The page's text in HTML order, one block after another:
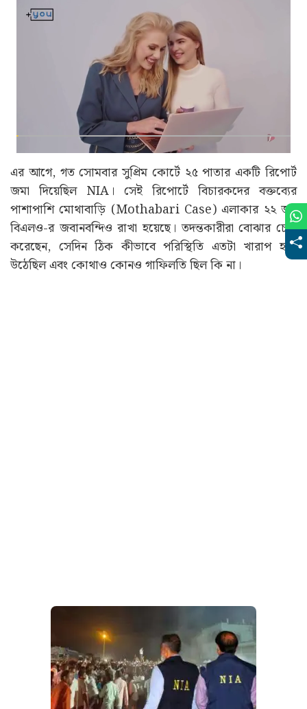
এর আগে, গত সোমবার সুপ্রিম কোর্টে ২৫ পাতার একটি রিপোর্ট
জমা দিয়েছিল NIA। সেই রিপোর্টে বিচারকদের বক্তব্যের
পাশাপাশি মোথাবাড়ি (Mothabari Case) এলাকার ২২ জন
বিএলও-র জবানবন্দিও রাখা হয়েছে। তদন্তকারীরা বোঝার চেষ্টা
করেছেন, সেদিন ঠিক কীভাবে পরিস্থিতি এতটা খারাপ হয়ে
উঠেছিল এবং কোথাও কোনও গাফিলতি ছিল কি না।